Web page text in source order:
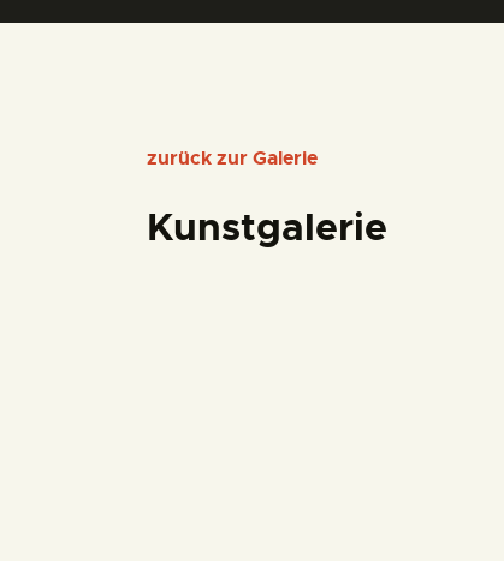
zurück zur Galerie
Kunstgalerie